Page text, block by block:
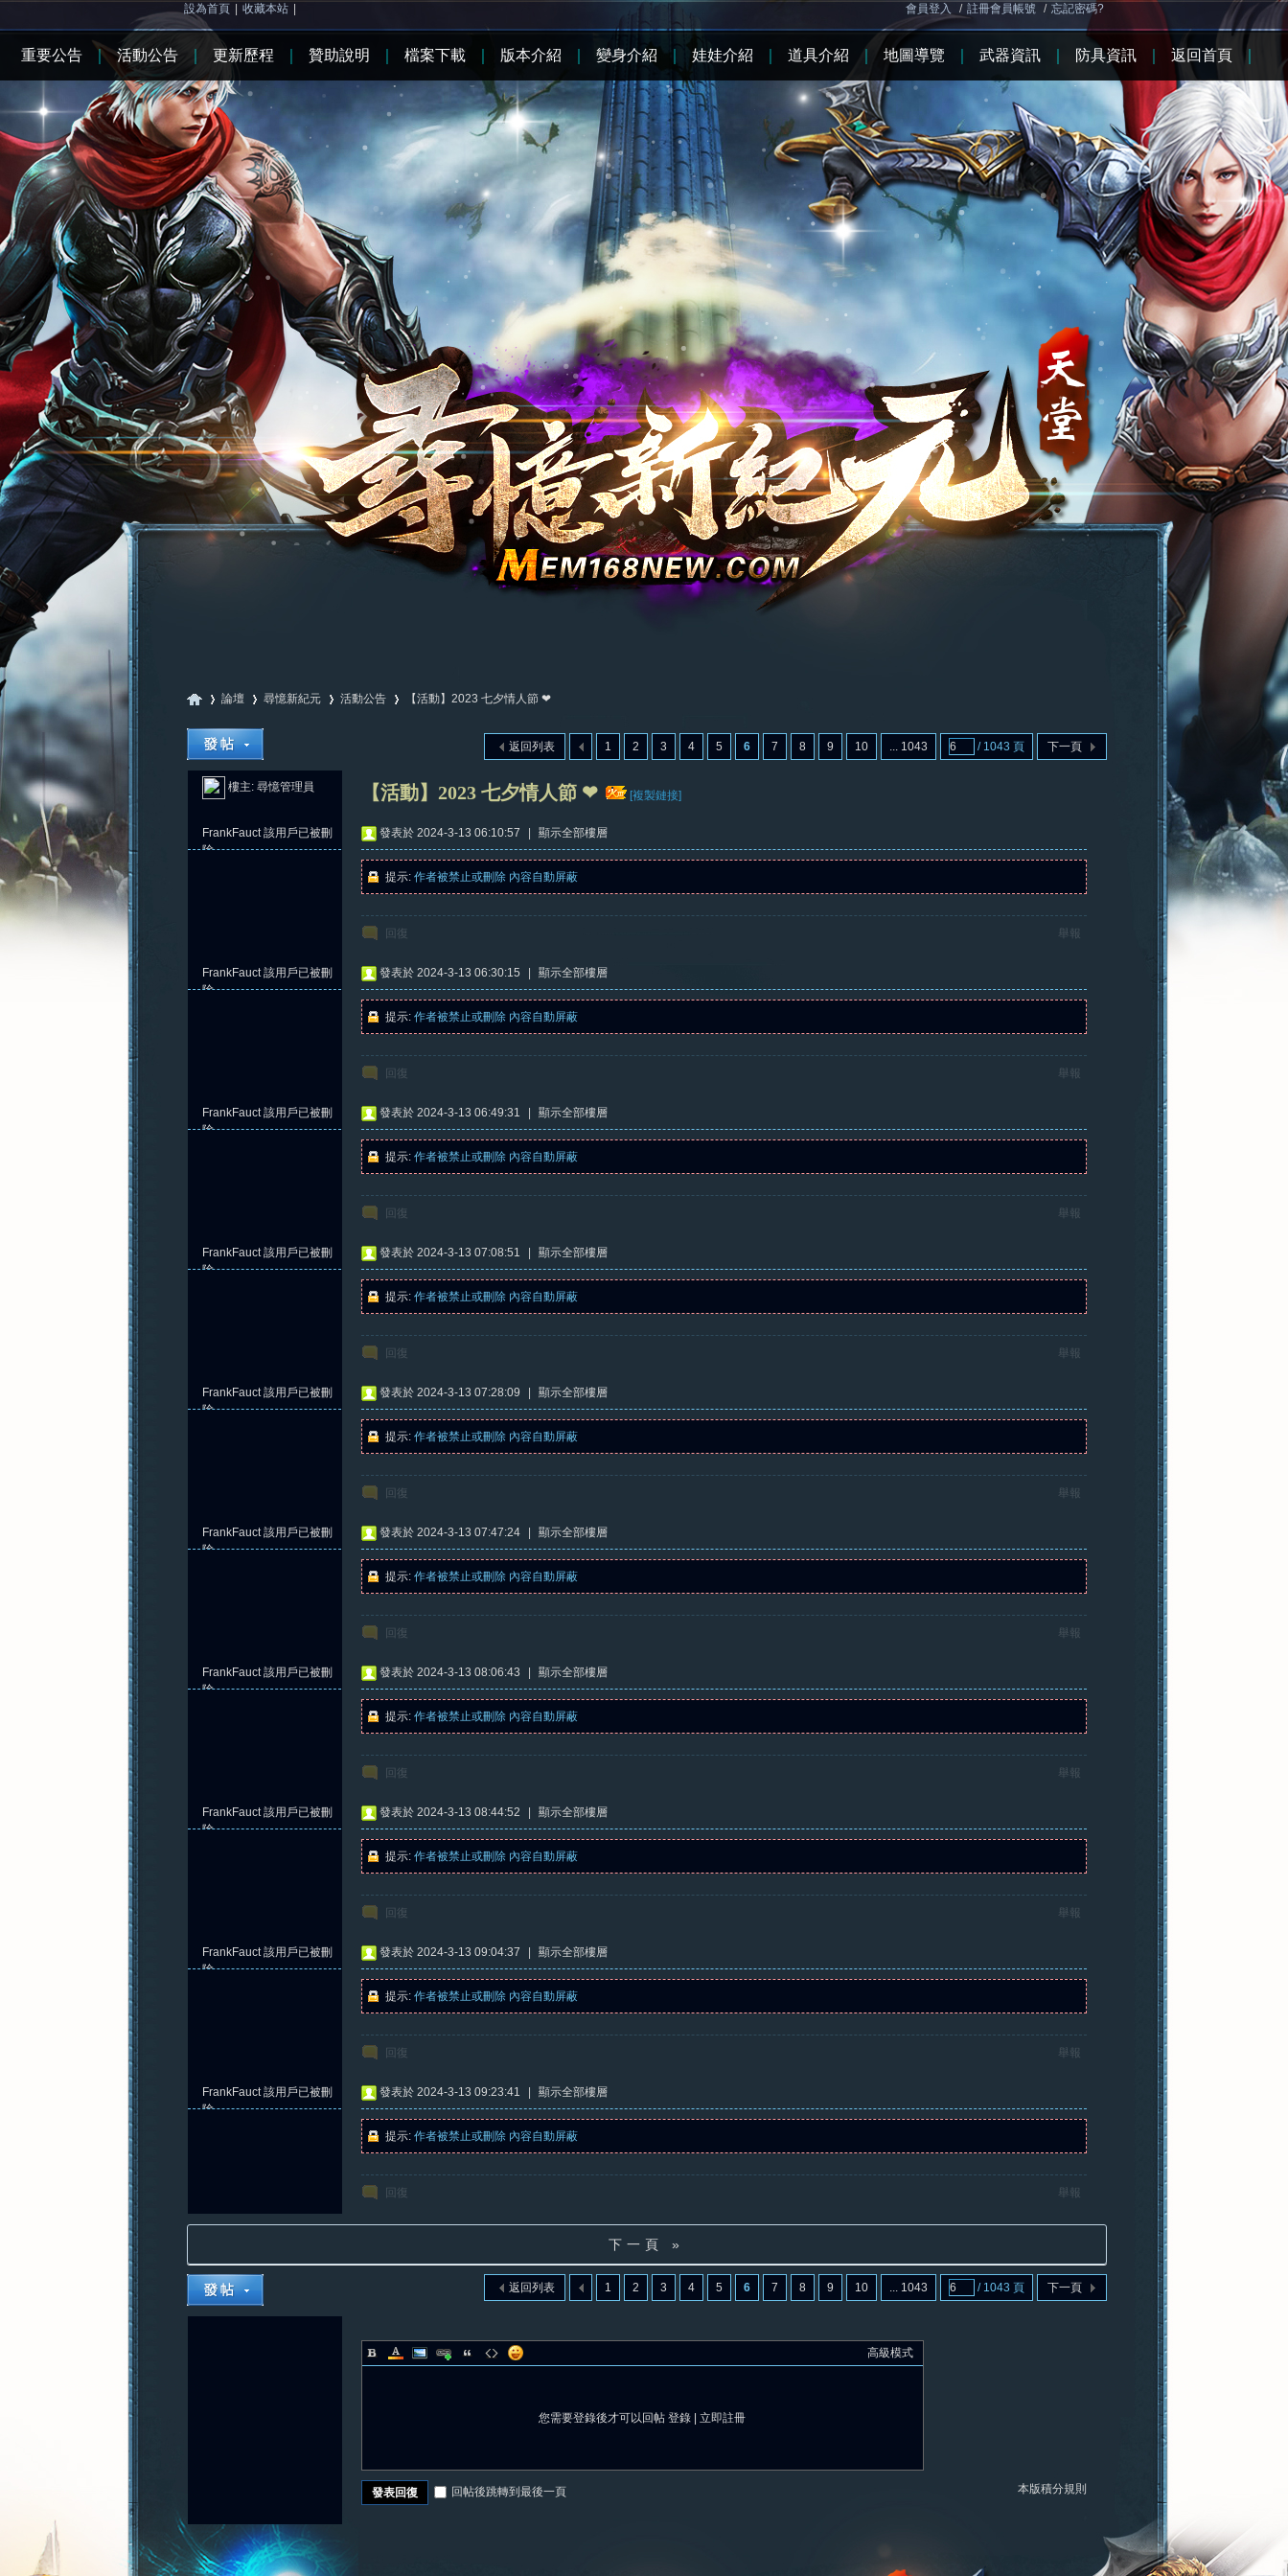
設為首頁 收藏本站 會員登入 / 註冊會員帳號 / 忘記密碼?
元
»
論壇
›
尋憶新紀元 活動公告
›
【活動】2023 七夕情人節 ❤
1 2 3 4 5 6 7 8 9 10 ... 1043 / 1043 頁 下一頁
返回列表
樓主: 尋憶管理員 【活動】2023 七夕情人節 ❤ [複製鏈接]
FrankFauct該用戶已被刪
除
發表於 2024-3-13 06:10:57 顯示全部樓層
提示: 作者被禁止或刪除 內容自動屏蔽
回復 舉報
FrankFauct該用戶已被刪
除
發表於 2024-3-13 06:30:15 顯示全部樓層
提示: 作者被禁止或刪除 內容自動屏蔽
回復 舉報
FrankFauct該用戶已被刪
除
發表於 2024-3-13 06:49:31 顯示全部樓層
提示: 作者被禁止或刪除 內容自動屏蔽
回復 舉報
FrankFauct該用戶已被刪
除
發表於 2024-3-13 07:08:51 顯示全部樓層
提示: 作者被禁止或刪除 內容自動屏蔽
回復 舉報
FrankFauct該用戶已被刪
除
發表於 2024-3-13 07:28:09 顯示全部樓層
提示: 作者被禁止或刪除 內容自動屏蔽
回復 舉報
FrankFauct該用戶已被刪
除
發表於 2024-3-13 07:47:24 顯示全部樓層
提示: 作者被禁止或刪除 內容自動屏蔽
回復 舉報
FrankFauct該用戶已被刪
除
發表於 2024-3-13 08:06:43 顯示全部樓層
提示: 作者被禁止或刪除 內容自動屏蔽
回復 舉報
FrankFauct該用戶已被刪
除
發表於 2024-3-13 08:44:52 顯示全部樓層
提示: 作者被禁止或刪除 內容自動屏蔽
回復 舉報
FrankFauct該用戶已被刪
除
發表於 2024-3-13 09:04:37 顯示全部樓層
提示: 作者被禁止或刪除 內容自動屏蔽
回復 舉報
FrankFauct該用戶已被刪
除
發表於 2024-3-13 09:23:41 顯示全部樓層
提示: 作者被禁止或刪除 內容自動屏蔽
回復 舉報
下一頁 »
1 2 3 4 5 6 7 8 9 10 ... 1043 / 1043 頁 下一頁
返回列表
高級模式
您需要登錄後才可以回帖 登錄 立即註冊
本版積分規則
發表回復 回帖後跳轉到最後一頁